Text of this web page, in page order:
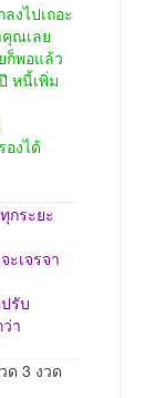
งไปเถอะ
ณเลย
ก็พอแล้ว
หนี้เพิ่ม
งได้
กระยะ
เจรจา
รับ
า
ด 3 งวด